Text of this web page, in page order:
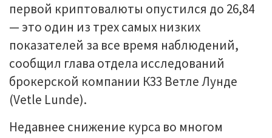
первой криптовалюты опустился до 26,84
— это один из трех самых низких
показателей за все время наблюдений,
сообщил глава отдела исследований
брокерской компании К33 Ветле Лунде
(Vetle Lunde).
Недавнее снижение курса во многом